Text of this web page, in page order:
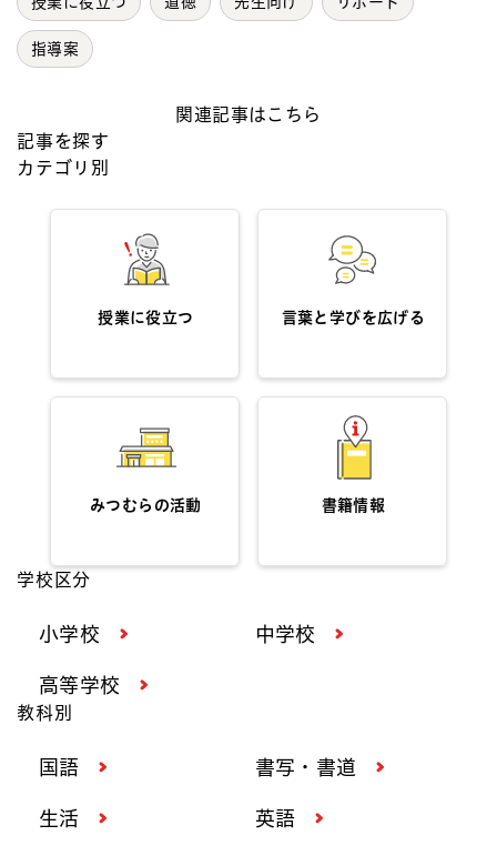
指導案
関連記事はこちら
記事を探す
カテゴリ別
授業に役立つ 言葉と学びを広げる
みつむらの活動 書籍情報
学校区分
小学校 中学校
高等学校
教科別
国語 書写・書道
生活 英語